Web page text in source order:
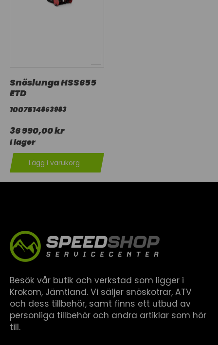
Snöslunga HSS655
ETD
1007514863983
36 990,00 kr
I lager
Lägg i varukorg
Besök vår butik och verkstad som ligger i
Krokom, Jämtland. Vi säljer snöskotrar, ATV
och dess tillbehör, samt finns ett utbud av
personliga tillbehör och andra artiklar som hör
till.